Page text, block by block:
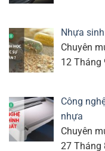
Nhựa
Chuyên
12 Tháng
Công
nhựa
Chuyên
27 Tháng